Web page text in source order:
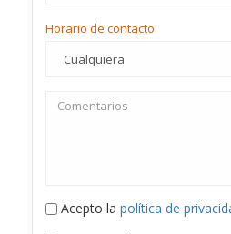
Horario de contacto
Acepto la política de